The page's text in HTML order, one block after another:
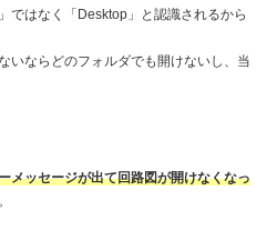
ではなく「Desktop」と認識されるから
いならどのフォルダでも開けないし、当
メッセージが出て回路図が開けなくなっ